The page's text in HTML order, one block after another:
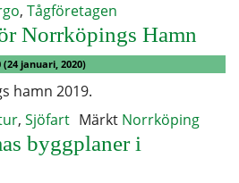
, Tågföretagen
Norrköpings Hamn
(24 januari, 2020)
hamn 2019.
, Sjöfart Märkt Norrköping
byggplaner i